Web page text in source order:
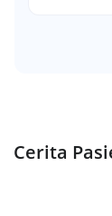
Cerita